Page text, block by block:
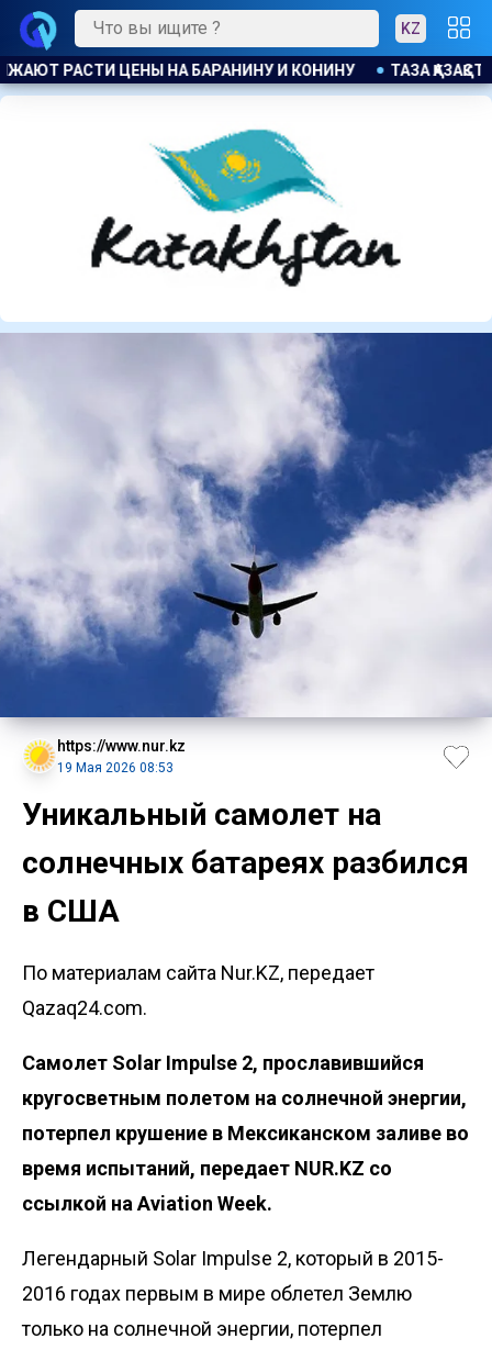
KZ
: БОЛЕЕ 22 ТЫС. ЖИТЕЛЕЙ АЛМАТИНСКОЙ ОБЛАСТИ
https://www.nur.kz
19 Мая 2026 08:53
Уникальный самолет на
солнечных батареях разбился
в США
По материалам сайта Nur.KZ, передает
Qazaq24.com.
Самолет Solar Impulse 2, прославившийся
кругосветным полетом на солнечной энергии,
потерпел крушение в Мексиканском заливе во
время испытаний, передает NUR.KZ со
ссылкой на Aviation Week.
Легендарный Solar Impulse 2, который в 2015-
2016 годах первым в мире облетел Землю
только на солнечной энергии, потерпел